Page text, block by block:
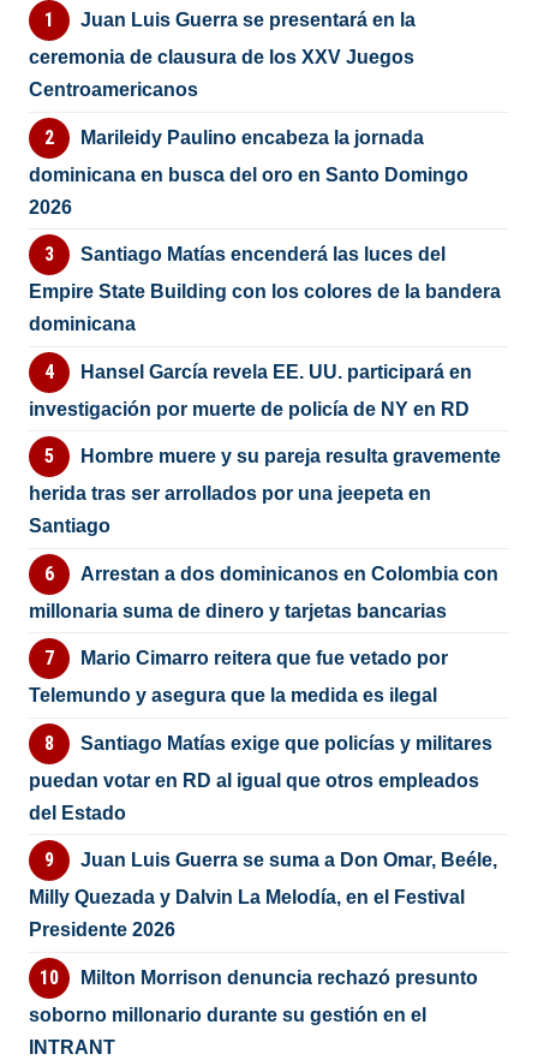
Juan Luis Guerra se presentará en la
ceremonia de clausura de los XXV Juegos
Centroamericanos
Marileidy Paulino encabeza la jornada
dominicana en busca del oro en Santo Domingo
2026
Santiago Matías encenderá las luces del
Empire State Building con los colores de la bandera
dominicana
Hansel García revela EE. UU. participará en
investigación por muerte de policía de NY en RD
Hombre muere y su pareja resulta gravemente
herida tras ser arrollados por una jeepeta en
Santiago
Arrestan a dos dominicanos en Colombia con
millonaria suma de dinero y tarjetas bancarias
Mario Cimarro reitera que fue vetado por
Telemundo y asegura que la medida es ilegal
Santiago Matías exige que policías y militares
puedan votar en RD al igual que otros empleados
del Estado
Juan Luis Guerra se suma a Don Omar, Beéle,
Milly Quezada y Dalvin La Melodía, en el Festival
Presidente 2026
Milton Morrison denuncia rechazó presunto
soborno millonario durante su gestión en el
INTRANT